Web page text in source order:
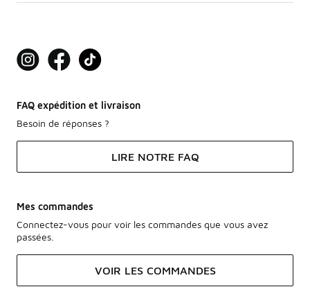
FAQ expédition et livraison
Besoin de réponses ?
LIRE NOTRE FAQ
Mes commandes
Connectez-vous pour voir les commandes que vous avez
passées.
VOIR LES COMMANDES